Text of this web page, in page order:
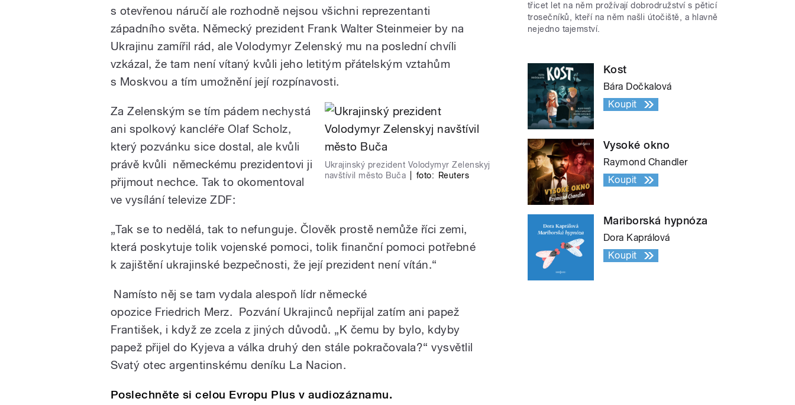
s otevřenou náručí ale rozhodně nejsou všichni reprezentanti
západního světa. Německý prezident Frank Walter Steinmeier by na
Ukrajinu zamířil rád, ale Volodymyr Zelenský mu na poslední chvíli
vzkázal, že tam není vítaný kvůli jeho letitým přátelským vztahům
s Moskvou a tím umožnění její rozpínavosti.
Ukrajinský prezident Volodymyr Zelenskyj
navštívil město Buča
foto: Reuters
Za Zelenským se tím pádem nechystá
ani spolkový kancléře Olaf Scholz,
který pozvánku sice dostal, ale kvůli
právě kvůli německému prezidentovi ji
přijmout nechce. Tak to okomentoval
ve vysílání televize ZDF:
„Tak se to nedělá, tak to nefunguje. Člověk prostě nemůže říci zemi,
která poskytuje tolik vojenské pomoci, tolik finanční pomoci potřebné
k zajištění ukrajinské bezpečnosti, že její prezident není vítán.“
Namísto něj se tam vydala alespoň lídr německé
opozice Friedrich Merz. Pozvání Ukrajinců nepřijal zatím ani papež
František, i když ze zcela z jiných důvodů. „K čemu by bylo, kdyby
papež přijel do Kyjeva a válka druhý den stále pokračovala?“ vysvětlil
Svatý otec argentinskému deníku La Nacion.
Poslechněte si celou Evropu Plus v audiozáznamu.
třicet let na něm prožívají dobrodružství s pěticí
trosečníků, kteří na něm našli útočiště, a hlavně
nejedno tajemství.
Kost
Bára Dočkalová
Koupit
Vysoké okno
Raymond Chandler
Koupit
Mariborská hypnóza
Dora Kaprálová
Koupit